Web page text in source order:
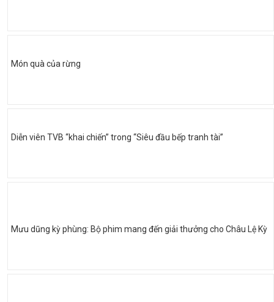
Món quà của rừng
Diễn viên TVB “khai chiến” trong “Siêu đầu bếp tranh tài”
Mưu dũng kỳ phùng: Bộ phim mang đến giải thưởng cho Châu Lệ Kỳ